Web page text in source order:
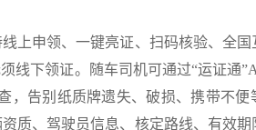
申领、一键亮证、扫码核验、全国
线下领证。随车司机可通过“运证通
，告别纸质牌遗失、破损、携带不便
质、驾驶员信息、核定路线、有效